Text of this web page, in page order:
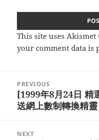
This site uses
your comment data is
navigation
PREVIOUS
Previous
post:
[1999年8月24日
送網上數制轉換精靈
NEXT